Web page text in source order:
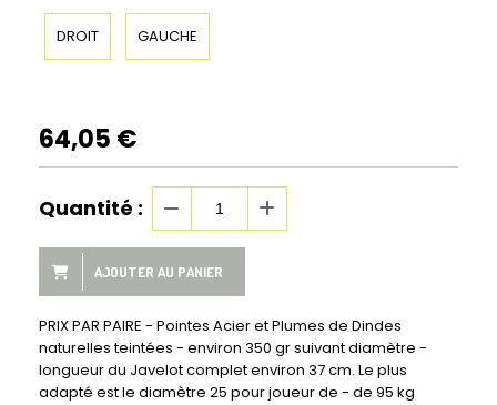
DROIT GAUCHE
64,05 €
Quantité :
AJOUTER AU PANIER
PRIX PAR PAIRE - Pointes Acier et Plumes de Dindes
naturelles teintées - environ 350 gr suivant diamètre -
longueur du Javelot complet environ 37 cm. Le plus
adapté est le diamètre 25 pour joueur de - de 95 kg